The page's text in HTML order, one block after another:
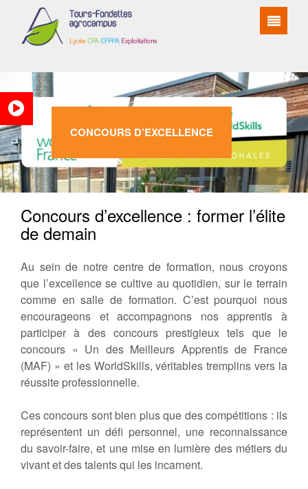
CONCOURS D’EXCELLENCE
Concours d’excellence : former l’élite
de demain
Au sein de notre centre de formation, nous croyons
que l’excellence se cultive au quotidien, sur le terrain
comme en salle de formation. C’est pourquoi nous
encourageons et accompagnons nos apprentis à
participer à des concours prestigieux tels que le
concours « Un des Meilleurs Apprentis de France
(MAF) » et les WorldSkills, véritables tremplins vers la
réussite professionnelle.
Ces concours sont bien plus que des compétitions : ils
représentent un défi personnel, une reconnaissance
du savoir-faire, et une mise en lumière des métiers du
vivant et des talents qui les incarnent.